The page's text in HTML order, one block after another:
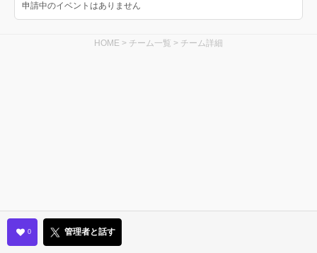
申請中のイベントはありません
HOME > チーム一覧 > チーム詳細
0 管理者と話す